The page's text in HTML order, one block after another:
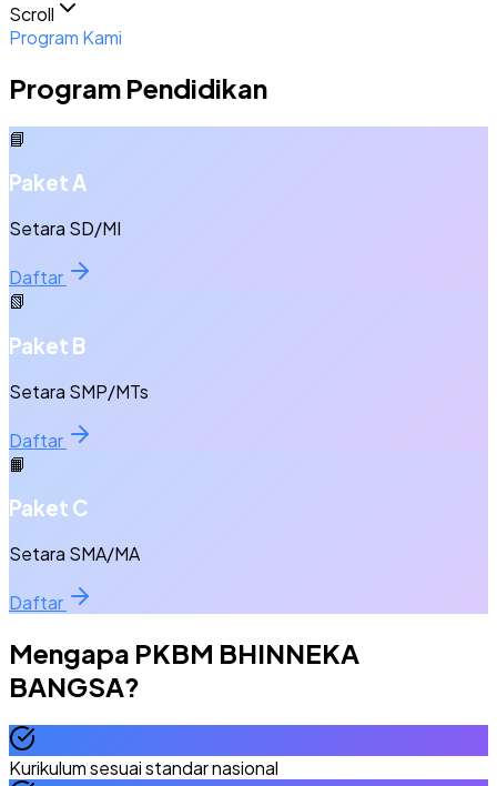
Scroll
Program Kami
Program Pendidikan
📘
Paket A
Setara SD/MI
Daftar
📗
Paket B
Setara SMP/MTs
Daftar
📙
Paket C
Setara SMA/MA
Daftar
Mengapa PKBM BHINNEKA
BANGSA?
Kurikulum sesuai standar nasional